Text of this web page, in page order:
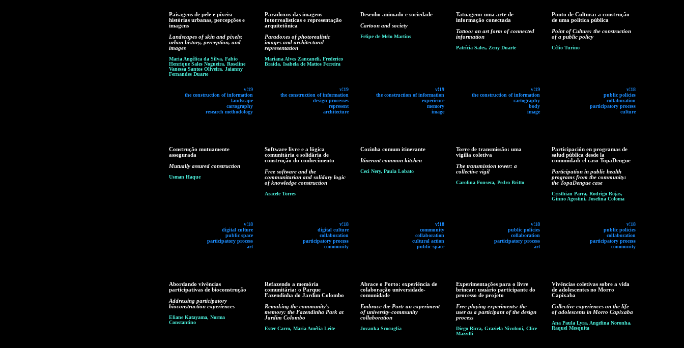
Paisagens de pele e píxeis:
histórias urbanas, percepções e
imagens
Landscapes of skin and pixels:
urban history, perception, and
images
Maria Angélica da Silva, Fabio
Henrique Sales Nogueira, Roseline
Vanessa Santos Oliveira, Jaianny
Fernandes Duarte
v!19
the construction of information
landscape
cartography
research methodology
Paradoxos das imagens
fotorrealísticas e representação
arquitetônica
Paradoxes of photorealistic
images and architectural
representation
Mariana Alves Zancaneli, Frederico
Braida, Isabela de Mattos Ferreira
v!19
the construction of information
design processes
represent
architecture
Desenho animado e sociedade
Cartoon and society
Felipe de Melo Martins
v!19
the construction of information
experience
memory
image
Tatuagem: uma arte de
informação conectada
Tattoo: an art form of connected
information
Patrícia Sales, Zeny Duarte
v!19
the construction of information
cartography
body
image
Ponto de Cultura: a construção
de uma política pública
Point of Culture: the construction
of a public policy
Célio Turino
v!18
public policies
collaboration
participatory process
culture
Construção mutuamente
assegurada
Mutually assured construction
Usman Haque
v!18
digital culture
public space
participatory process
art
Software livre e a lógica
comunitária e solidária de
construção do conhecimento
Free software and the
communitarian and solidary logic
of knowledge construction
Aracele Torres
v!18
digital culture
collaboration
participatory process
community
Cozinha comum itinerante
Itinerant common kitchen
Ceci Nery, Paula Lobato
v!18
community
collaboration
cultural action
public space
Torre de transmissão: uma
vigília coletiva
The transmission tower: a
collective vigil
Carolina Fonseca, Pedro Britto
v!18
public policies
collaboration
participatory process
art
Participación en programas de
salud pública desde la
comunidad: el caso TopaDengue
Participation in public health
programs from the community:
the TopaDengue case
Cristhian Parra, Rodrigo Rojas,
Ginno Agostini, Josefina Coloma
v!18
public policies
collaboration
participatory process
community
Abordando vivências
participativas de bioconstrução
Addressing participatory
bioconstruction experiences
Eliane Katayama, Norma
Constantino
Refazendo a memória
comunitária: o Parque
Fazendinha do Jardim Colombo
Remaking the community's
memory: the Fazendinha Park at
Jardim Colombo
Ester Carro, Maria Amélia Leite
Abrace o Porto: experiência de
colaboração universidade-
comunidade
Embrace the Port: an experiment
of university-community
collaboration
Jovanka Scocuglia
Experimentações para o livre
brincar: usuário participante do
processo de projeto
Free playing experiments: the
user as a participant of the design
process
Diego Ricca, Graziela Nivoloni, Clice
Mazzilli
Vivências coletivas sobre a vida
de adolescentes no Morro
Capixaba
Collective experiences on the life
of adolescents in Morro Capixaba
Ana Paula Lyra, Angelina Noronha,
Raquel Mesquita